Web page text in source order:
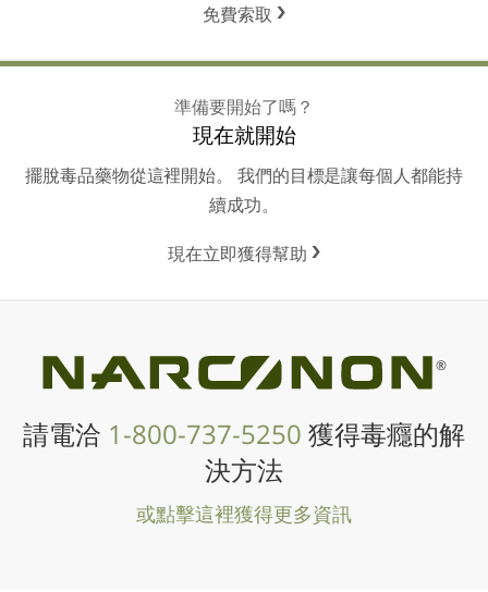
免費索取
準備要開始了嗎？
現在就開始
擺脫毒品藥物從這裡開始。 我們的目標是讓每個人都能持
續成功。
現在立即獲得幫助
®
請電洽 1-800-737-5250 獲得毒癮的解
決方法
或點擊這裡獲得更多資訊